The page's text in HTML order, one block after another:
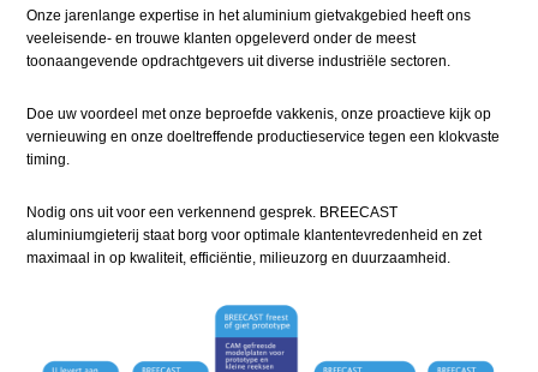
Onze jarenlange expertise in het aluminium gietvakgebied heeft ons
veeleisende- en trouwe klanten opgeleverd onder de meest
toonaangevende opdrachtgevers uit diverse industriële sectoren.
Doe uw voordeel met onze beproefde vakkenis, onze proactieve kijk op
vernieuwing en onze doeltreffende productieservice tegen een klokvaste
timing.
Nodig ons uit voor een verkennend gesprek. BREECAST
aluminiumgieterij staat borg voor optimale klantentevredenheid en zet
maximaal in op kwaliteit, efficiëntie, milieuzorg en duurzaamheid.